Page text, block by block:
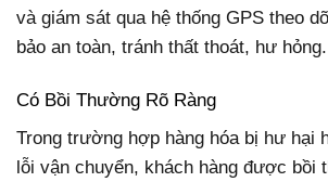
và giám sát qua hệ thống GPS theo
bảo an toàn, tránh thất thoát, hư hỏng.
Có Bồi Thường Rõ Ràng
Trong trường hợp hàng hóa bị hư hại
lỗi vận chuyển, khách hàng được bồi